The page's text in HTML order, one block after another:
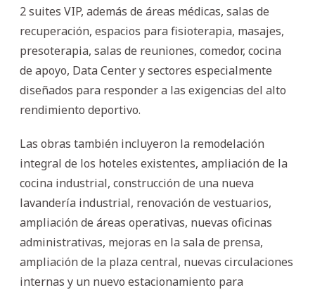
2 suites VIP, además de áreas médicas, salas de
recuperación, espacios para fisioterapia, masajes,
presoterapia, salas de reuniones, comedor, cocina
de apoyo, Data Center y sectores especialmente
diseñados para responder a las exigencias del alto
rendimiento deportivo.
Las obras también incluyeron la remodelación
integral de los hoteles existentes, ampliación de la
cocina industrial, construcción de una nueva
lavandería industrial, renovación de vestuarios,
ampliación de áreas operativas, nuevas oficinas
administrativas, mejoras en la sala de prensa,
ampliación de la plaza central, nuevas circulaciones
internas y un nuevo estacionamiento para